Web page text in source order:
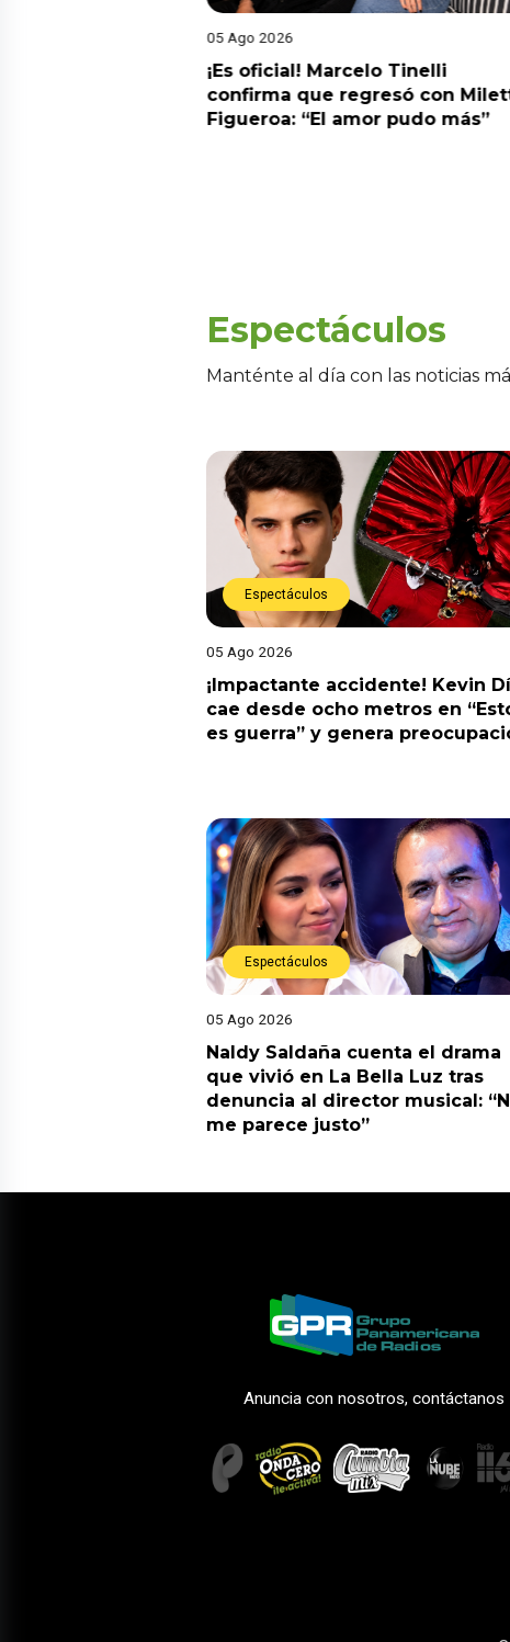
05 Ago 2026
¡Es oficial! Marcelo Tinelli
confirma que regresó con
Figueroa: “El amor pudo más”
Espectáculos
Manténte al día con las noticias
Espectáculos
05 Ago 2026
¡Impactante accidente! Kevin
cae desde ocho metros en
es guerra” y genera
Espectáculos
05 Ago 2026
Naldy Saldaña cuenta el drama
que vivió en La Bella Luz tras
denuncia al director musical:
me parece justo”
Anuncia con nosotros, contáctanos